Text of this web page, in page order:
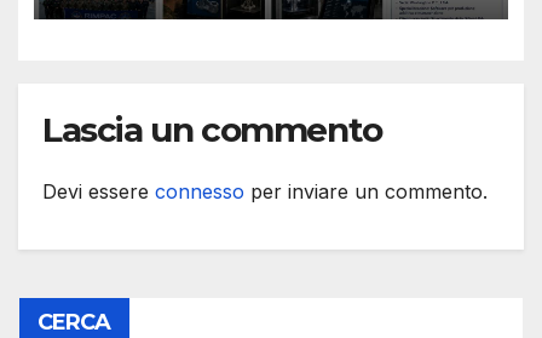
Lascia un commento
Devi essere connesso per inviare un commento.
CERCA